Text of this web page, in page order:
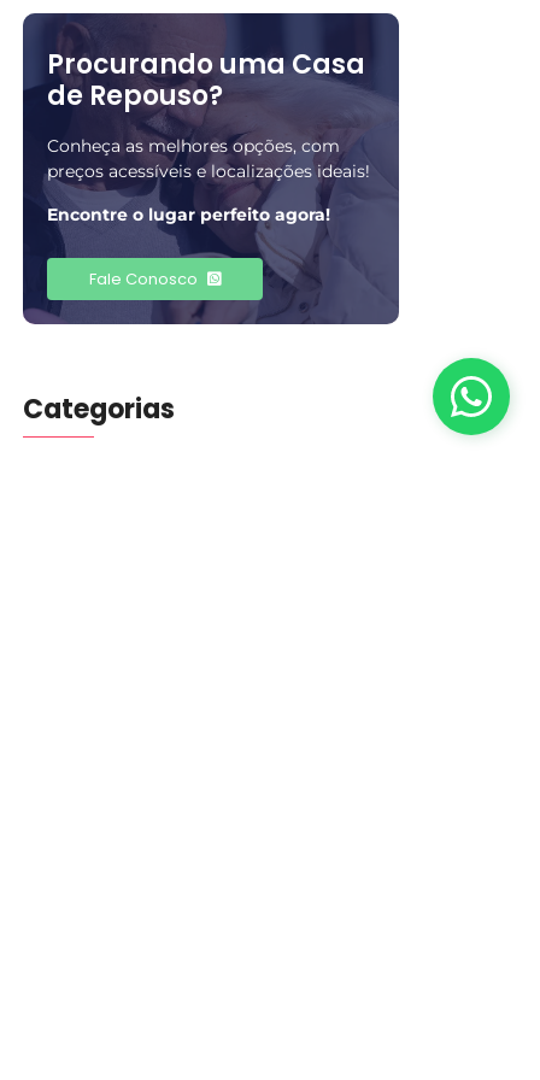
Procurando uma Casa
de Repouso?
Conheça as melhores opções, com
preços acessíveis e localizações ideais!
Encontre o lugar perfeito agora!
Fale Conosco
Categorias